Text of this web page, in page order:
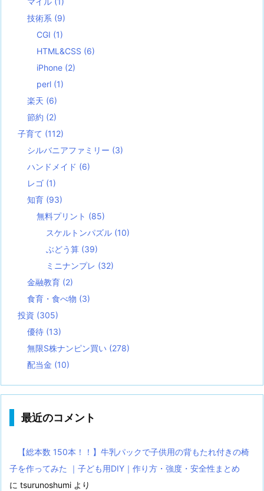
技術系 (9)
CGI (1)
HTML&CSS (6)
iPhone (2)
perl (1)
楽天 (6)
節約 (2)
子育て (112)
シルバニアファミリー (3)
ハンドメイド (6)
レゴ (1)
知育 (93)
無料プリント (85)
スケルトンパズル (10)
ぶどう算 (39)
ミニナンプレ (32)
金融教育 (2)
食育・食べ物 (3)
投資 (305)
優待 (13)
無限S株ナンピン買い (278)
配当金 (10)
最近のコメント
【総本数 150本！！】牛乳パックで子供用の背もたれ付きの椅
子を作ってみた ｜子ども用DIY｜作り方・強度・安全性まとめ
に tsurunoshumi より